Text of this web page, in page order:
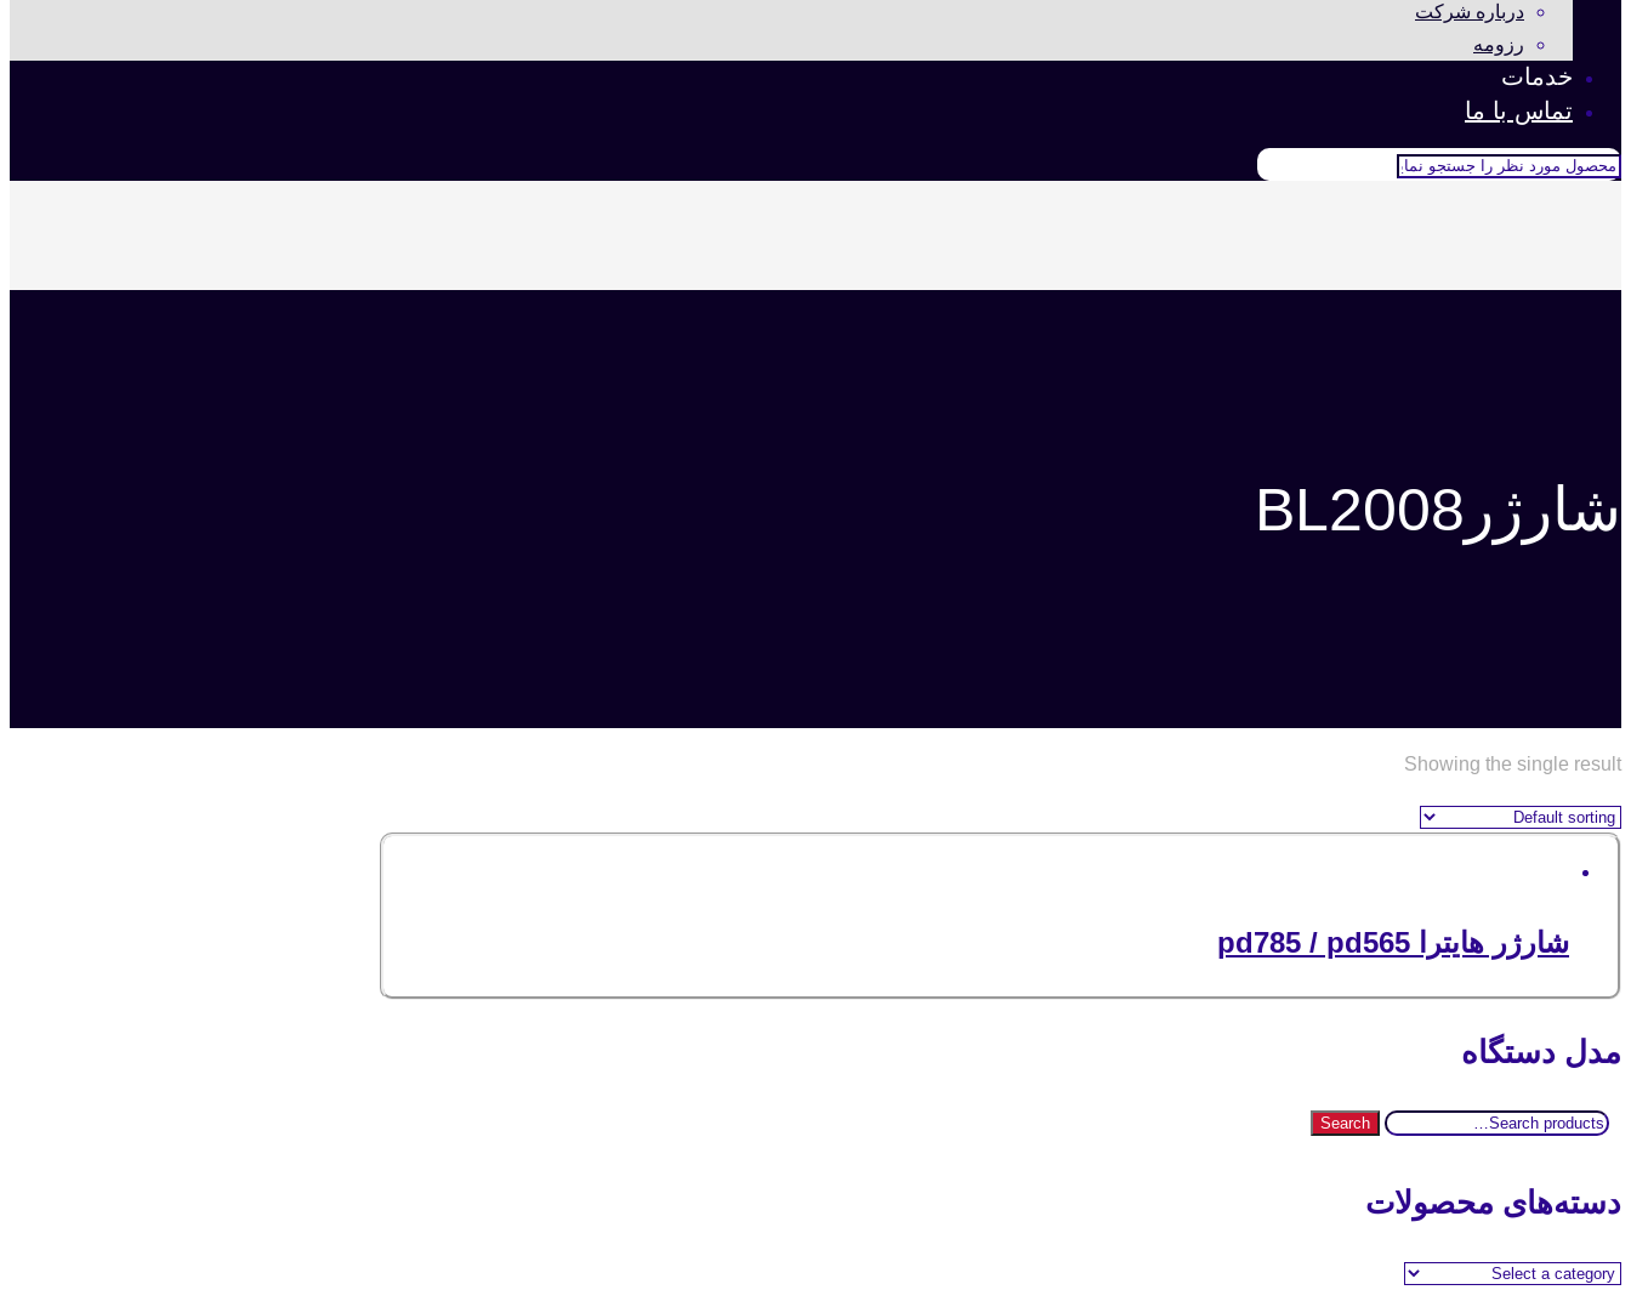
درباره شرکت
رزومه
خدمات
تماس با ما
شارژرBL2008
Showing the single result
شارژر هایترا pd785 / pd565
مدل دستگاه
Search
Search
دسته‌های محصولات